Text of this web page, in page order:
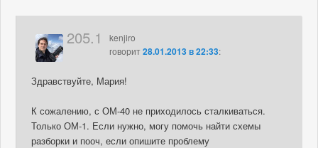
205.1
kenjiro
говорит 28.01.2013 в 22:33:
Здравствуйте, Мария!
К сожалению, с ОМ-40 не приходилось сталкиваться.
Только ОМ-1. Если нужно, могу помочь найти схемы
разборки и пооч, если опишите проблему